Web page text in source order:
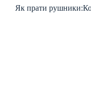
Як прати